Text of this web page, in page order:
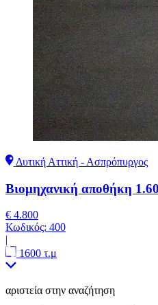
Δυτική Αττική - Ασπρόπυργος
Βιομηχανική αποθήκη
€ 4.800
Κωδικός: 400
|
1600 τ.μ
αριστεία στην αναζήτηση